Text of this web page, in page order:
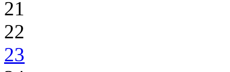
21
22
23